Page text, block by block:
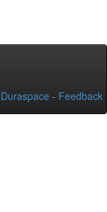
Duraspace - Feedback